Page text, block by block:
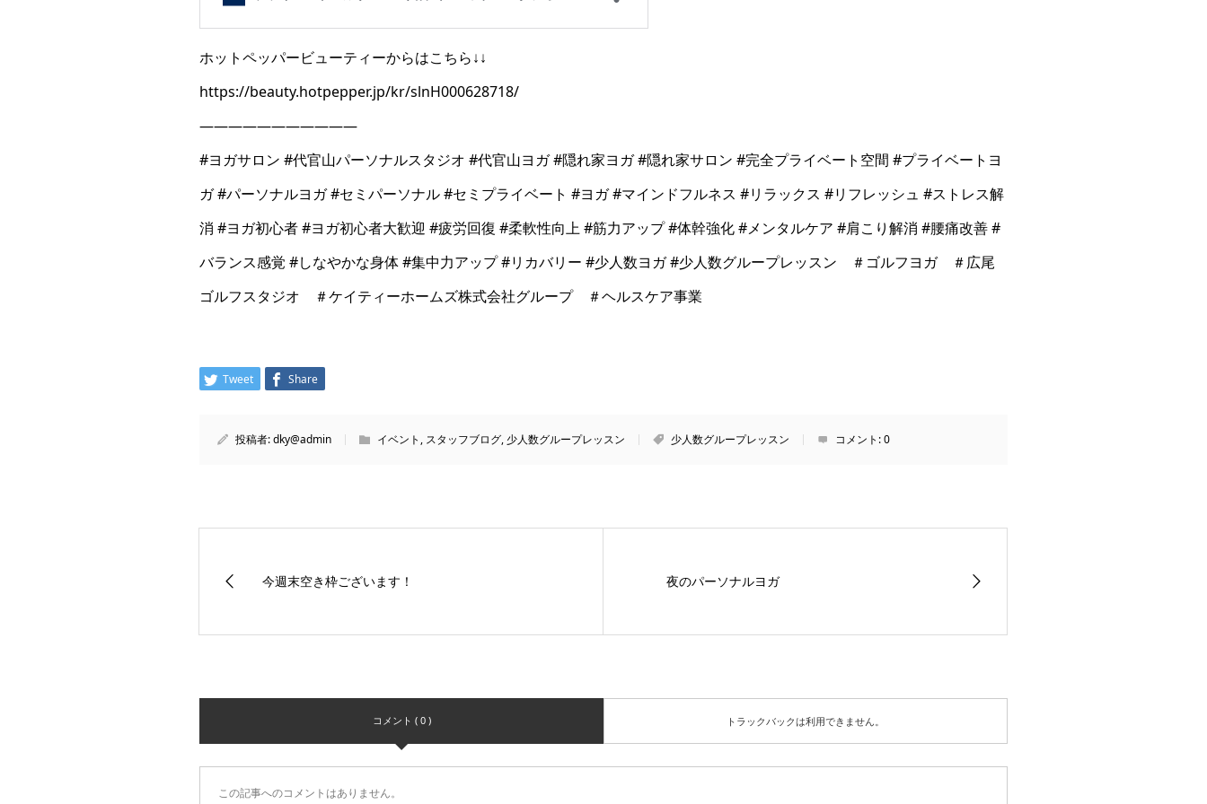
ホットペッパービューティーからはこちら↓↓
https://beauty.hotpepper.jp/kr/slnH000628718/
———————————
#ヨガサロン #代官山パーソナルスタジオ #代官山ヨガ #隠れ家ヨガ #隠れ家サロン #完全プライベート空間 #プライベートヨ
ガ #パーソナルヨガ #セミパーソナル #セミプライベート #ヨガ #マインドフルネス #リラックス #リフレッシュ #ストレス解
消 #ヨガ初心者 #ヨガ初心者大歓迎 #疲労回復 #柔軟性向上 #筋力アップ #体幹強化 #メンタルケア #肩こり解消 #腰痛改善 #
バランス感覚 #しなやかな身体 #集中力アップ #リカバリー #少人数ヨガ #少人数グループレッスン ＃ゴルフヨガ ＃広尾
ゴルフスタジオ ＃ケイティーホームズ株式会社グループ ＃ヘルスケア事業
Tweet Share
投稿者:dky@admin イベント , スタッフブログ, 少人数グループレッスン 少人数グループレッスン コメント:0
今週末空き枠ございます！ 夜のパーソナルヨガ
コメント ( 0 ) トラックバックは利用できません。
この記事へのコメントはありません。